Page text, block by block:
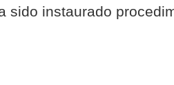
sido instaurado